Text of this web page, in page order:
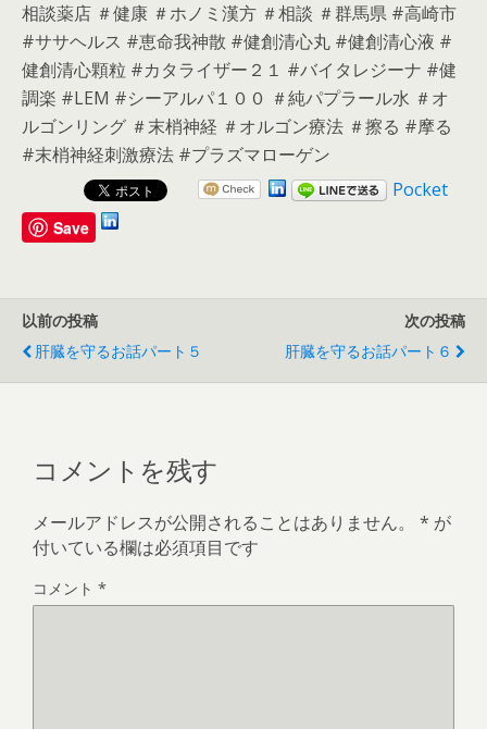
相談薬店 ＃健康 ＃ホノミ漢方 ＃相談 ＃群馬県 #高崎市
#ササヘルス #恵命我神散 #健創清心丸 #健創清心液 #
健創清心顆粒 #カタライザー２１ #バイタレジーナ #健
調楽 #LEM #シーアルパ１００ ＃純パプラール水 ＃オ
ルゴンリング ＃末梢神経 ＃オルゴン療法 ＃擦る #摩る
#末梢神経刺激療法 #プラズマローゲン
Pocket
Save
以前の投稿
肝臓を守るお話パート５
次の投稿
肝臓を守るお話パート６
コメントを残す
メールアドレスが公開されることはありません。 * が
付いている欄は必須項目です
コメント *